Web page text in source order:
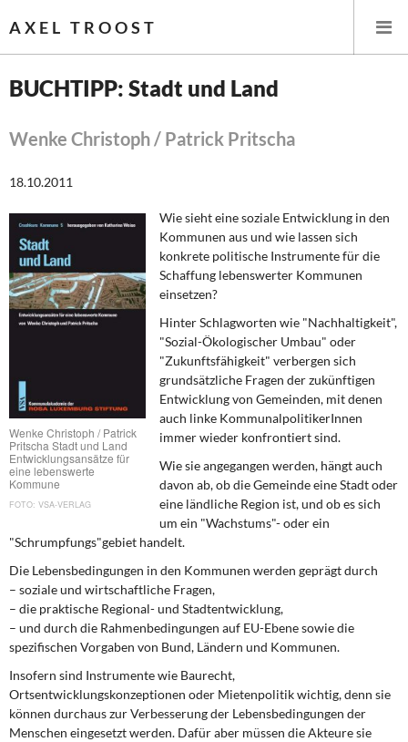
AXEL TROOST
Leitlinien linker Wirtschafts- und Finanzpolitik
Wirtschaftspolitik
Steuer- und Finanzpolitik
Öffentliche Infrastruktur und Daseinsvorsorge
Eurokrise und Griechenland
DIE LINKE
Weitere Themen
Memo-Gruppe
Institut Solidarische Moderne
Rosa-Luxemburg-Stiftung
Über mich
Kontakt
BUCHTIPP: Stadt und Land
Wenke Christoph / Patrick Pritscha
18.10.2011
Wenke Christoph / Patrick
Pritscha Stadt und Land
Entwicklungsansätze für
eine lebenswerte
Kommune
VSA-VERLAG
Wie sieht eine soziale Entwicklung in den
Kommunen aus und wie lassen sich
konkrete politische Instrumente für die
Schaffung lebenswerter Kommunen
einsetzen?
Hinter Schlagworten wie "Nachhaltigkeit",
"Sozial-Ökologischer Umbau" oder
"Zukunftsfähigkeit" verbergen sich
grundsätzliche Fragen der zukünftigen
Entwicklung von Gemeinden, mit denen
auch linke KommunalpolitikerInnen
immer wieder konfrontiert sind.
Wie sie angegangen werden, hängt auch
davon ab, ob die Gemeinde eine Stadt oder
eine ländliche Region ist, und ob es sich
um ein "Wachstums"- oder ein
"Schrumpfungs"gebiet handelt.
Die Lebensbedingungen in den Kommunen werden geprägt durch
– soziale und wirtschaftliche Fragen,
– die praktische Regional- und Stadtentwicklung,
– und durch die Rahmenbedingungen auf EU-Ebene sowie die
spezifischen Vorgaben von Bund, Ländern und Kommunen.
Insofern sind Instrumente wie Baurecht,
Ortsentwicklungskonzeptionen oder Mietenpolitik wichtig, denn sie
können durchaus zur Verbesserung der Lebensbedingungen der
Menschen eingesetzt werden. Dafür aber müssen die Akteure sie